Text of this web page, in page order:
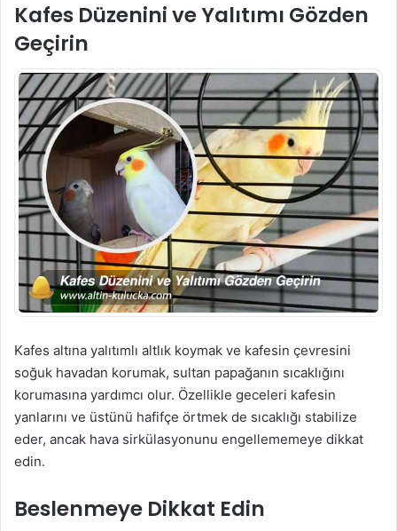
Kafes Düzenini ve Yalıtımı Gözden
Geçirin
Kafes altına yalıtımlı altlık koymak ve kafesin çevresini
soğuk havadan korumak, sultan papağanın sıcaklığını
korumasına yardımcı olur. Özellikle geceleri kafesin
yanlarını ve üstünü hafifçe örtmek de sıcaklığı stabilize
eder, ancak hava sirkülasyonunu engellememeye dikkat
edin.
Beslenmeye Dikkat Edin